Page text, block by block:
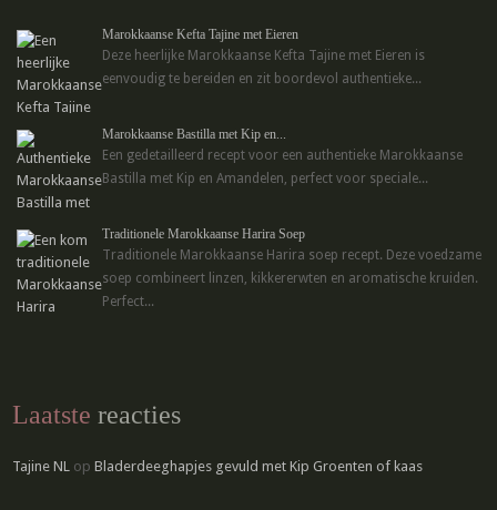
Marokkaanse Kefta Tajine met Eieren
Deze heerlijke Marokkaanse Kefta Tajine met Eieren is
eenvoudig te bereiden en zit boordevol authentieke...
Marokkaanse Bastilla met Kip en...
Een gedetailleerd recept voor een authentieke Marokkaanse
Bastilla met Kip en Amandelen, perfect voor speciale...
Traditionele Marokkaanse Harira Soep
Traditionele Marokkaanse Harira soep recept. Deze voedzame
soep combineert linzen, kikkererwten en aromatische kruiden.
Perfect...
Laatste reacties
Tajine NL opBladerdeeghapjes gevuld met Kip Groenten of kaas